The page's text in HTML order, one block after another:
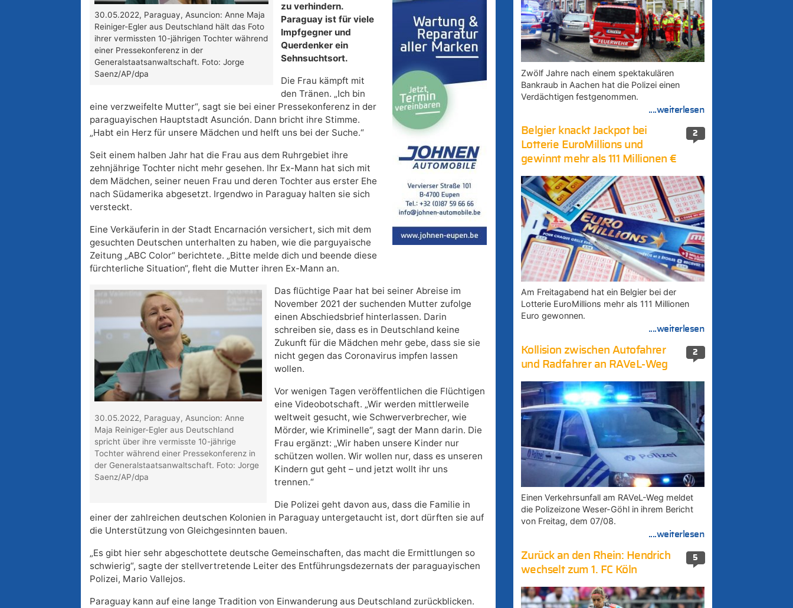
30.05.2022, Paraguay, Asuncion: Anne Maja
Reiniger-Egler aus Deutschland hält das Foto
ihrer vermissten 10-jährigen Tochter während
einer Pressekonferenz in der
Generalstaatsanwaltschaft. Foto: Jorge
Saenz/AP/dpa
zu verhindern.
Paraguay ist für viele
Impfgegner und
Querdenker ein
Sehnsuchtsort.
Die Frau kämpft mit
den Tränen. „Ich bin
eine verzweifelte Mutter“, sagt sie bei einer Pressekonferenz in der
paraguayischen Hauptstadt Asunción. Dann bricht ihre Stimme.
„Habt ein Herz für unsere Mädchen und helft uns bei der Suche.“
Seit einem halben Jahr hat die Frau aus dem Ruhrgebiet ihre
zehnjährige Tochter nicht mehr gesehen. Ihr Ex-Mann hat sich mit
dem Mädchen, seiner neuen Frau und deren Tochter aus erster Ehe
nach Südamerika abgesetzt. Irgendwo in Paraguay halten sie sich
versteckt.
Eine Verkäuferin in der Stadt Encarnación versichert, sich mit dem
gesuchten Deutschen unterhalten zu haben, wie die parguyaische
Zeitung „ABC Color“ berichtete. „Bitte melde dich und beende diese
fürchterliche Situation“, fleht die Mutter ihren Ex-Mann an.
30.05.2022, Paraguay, Asuncion: Anne
Maja Reiniger-Egler aus Deutschland
spricht über ihre vermisste 10-jährige
Tochter während einer Pressekonferenz in
der Generalstaatsanwaltschaft. Foto: Jorge
Saenz/AP/dpa
Das flüchtige Paar hat bei seiner Abreise im
November 2021 der suchenden Mutter zufolge
einen Abschiedsbrief hinterlassen. Darin
schreiben sie, dass es in Deutschland keine
Zukunft für die Mädchen mehr gebe, dass sie sie
nicht gegen das Coronavirus impfen lassen
wollen.
Vor wenigen Tagen veröffentlichen die Flüchtigen
eine Videobotschaft. „Wir werden mittlerweile
weltweit gesucht, wie Schwerverbrecher, wie
Mörder, wie Kriminelle“, sagt der Mann darin. Die
Frau ergänzt: „Wir haben unsere Kinder nur
schützen wollen. Wir wollen nur, dass es unseren
Kindern gut geht – und jetzt wollt ihr uns
trennen.“
Die Polizei geht davon aus, dass die Familie in
einer der zahlreichen deutschen Kolonien in Paraguay untergetaucht ist, dort dürften sie auf
die Unterstützung von Gleichgesinnten bauen.
„Es gibt hier sehr abgeschottete deutsche Gemeinschaften, das macht die Ermittlungen so
schwierig“, sagte der stellvertretende Leiter des Entführungsdezernats der paraguayischen
Polizei, Mario Vallejos.
Paraguay kann auf eine lange Tradition von Einwanderung aus Deutschland zurückblicken.
Zwölf Jahre nach einem spektakulären
Bankraub in Aachen hat die Polizei einen
Verdächtigen festgenommen.
....weiterlesen
2
Belgier knackt Jackpot bei
Lotterie EuroMillions und
gewinnt mehr als 111 Millionen €
Am Freitagabend hat ein Belgier bei der
Lotterie EuroMillions mehr als 111 Millionen
Euro gewonnen.
....weiterlesen
2
Kollision zwischen Autofahrer
und Radfahrer an RAVeL-Weg
Einen Verkehrsunfall am RAVeL-Weg meldet
die Polizeizone Weser-Göhl in ihrem Bericht
von Freitag, dem 07/08.
....weiterlesen
5
Zurück an den Rhein: Hendrich
wechselt zum 1. FC Köln